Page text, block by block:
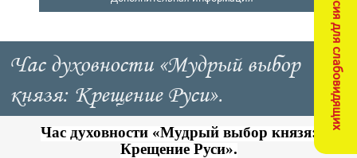
Версия для слабовидящих
Кущевский район
Час духовности «Мудрый выбор
князя: Крещение Руси».
Час духовности «Мудрый выбор князя:
Крещение Руси».